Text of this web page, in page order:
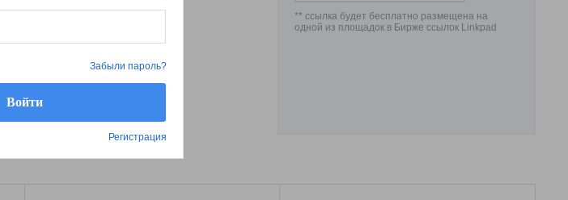
** ссылка будет бесплатно размещена на
одной из площадок в Бирже ссылок Linkpad
Регистрация
Забыли пароль?